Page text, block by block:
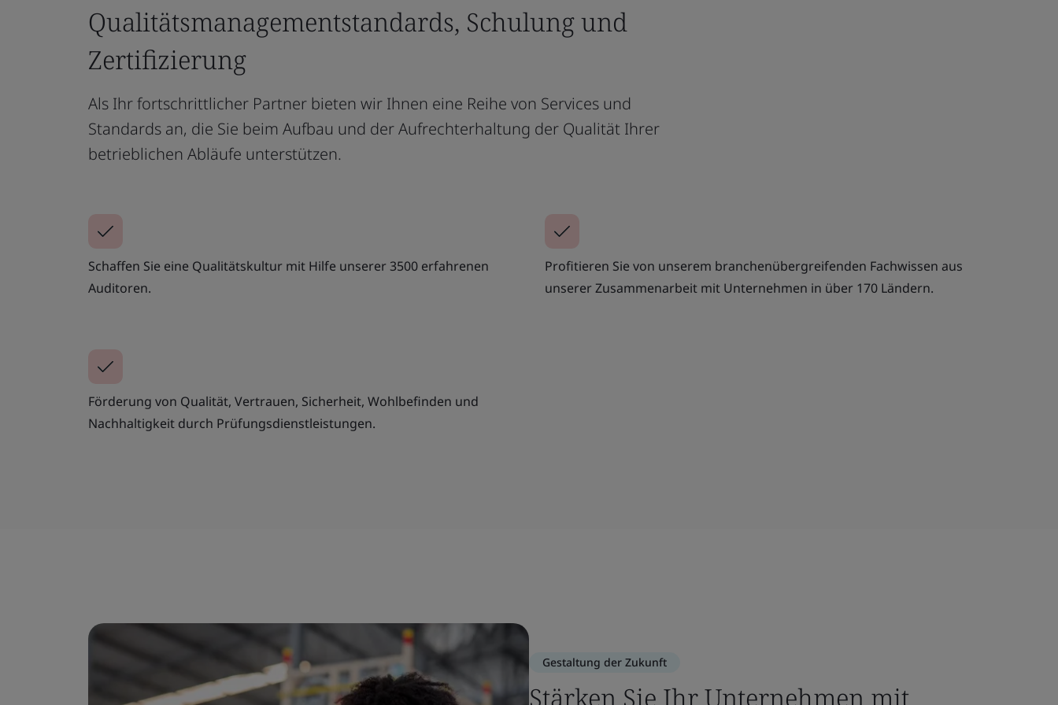
Qualitätsmanagementstandards, Schulung und
Zertifizierung
Als Ihr fortschrittlicher Partner bieten wir Ihnen eine Reihe von Services und
Standards an, die Sie beim Aufbau und der Aufrechterhaltung der Qualität Ihrer
betrieblichen Abläufe unterstützen.
Schaffen Sie eine Qualitätskultur mit Hilfe unserer 3500 erfahrenen
Auditoren.
Profitieren Sie von unserem branchenübergreifenden Fachwissen aus
unserer Zusammenarbeit mit Unternehmen in über 170 Ländern.
Förderung von Qualität, Vertrauen, Sicherheit, Wohlbefinden und
Nachhaltigkeit durch Prüfungsdienstleistungen.
Gestaltung der Zukunft
Stärken Sie Ihr Unternehmen mit